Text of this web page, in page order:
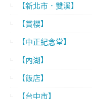
【新北市．雙溪】
【賞櫻】
【中正紀念堂】
【內湖】
【飯店】
【台中市】